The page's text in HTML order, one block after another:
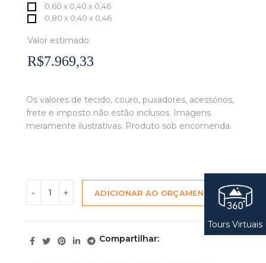
0,60 x 0,40 x 0,46
0,80 x 0,40 x 0,46
Valor estimado:
R$7.969,33
Os valores de tecido, couro, puxadores, acessórios,
frete e imposto não estão inclusos. Imagens
meramente ilustrativas. Produto sob encomenda.
ADICIONAR AO ORÇAMENTO
Compartilhar
Tours Virtuais